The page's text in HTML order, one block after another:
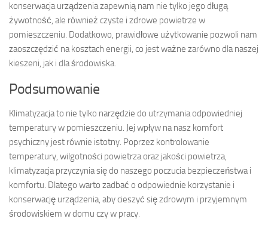
konserwacja urządzenia zapewnią nam nie tylko jego długą
żywotność, ale również czyste i zdrowe powietrze w
pomieszczeniu. Dodatkowo, prawidłowe użytkowanie pozwoli nam
zaoszczędzić na kosztach energii, co jest ważne zarówno dla naszej
kieszeni, jak i dla środowiska.
Podsumowanie
Klimatyzacja to nie tylko narzędzie do utrzymania odpowiedniej
temperatury w pomieszczeniu. Jej wpływ na nasz komfort
psychiczny jest równie istotny. Poprzez kontrolowanie
temperatury, wilgotności powietrza oraz jakości powietrza,
klimatyzacja przyczynia się do naszego poczucia bezpieczeństwa i
komfortu. Dlatego warto zadbać o odpowiednie korzystanie i
konserwację urządzenia, aby cieszyć się zdrowym i przyjemnym
środowiskiem w domu czy w pracy.